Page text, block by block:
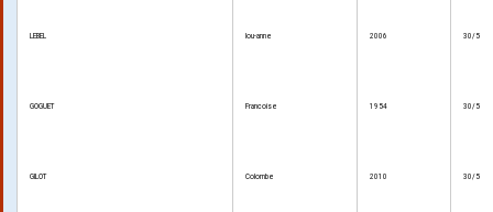
LEBEL lou-anne 2006 30/5
GOGUET Francoise 1954 30/5
GILOT Colombe 2010 30/5